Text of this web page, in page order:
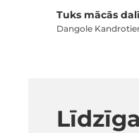
Tuks mācās
Dangole